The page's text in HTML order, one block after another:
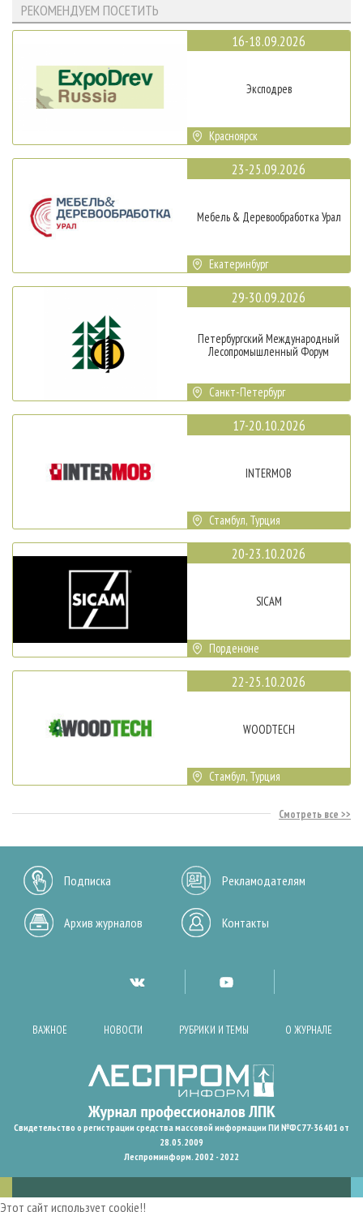
РЕКОМЕНДУЕМ ПОСЕТИТЬ
16-18.09.2026
Эксподрев
Красноярск
23-25.09.2026
Мебель & Деревообработка Урал
Екатеринбург
29-30.09.2026
Петербургский Международный
Лесопромышленный Форум
Санкт-Петербург
17-20.10.2026
INTERMOB
Стамбул, Турция
20-23.10.2026
SICAM
Порденоне
22-25.10.2026
WOODTECH
Стамбул, Турция
Смотреть все
Подписка Рекламодателям
Архив журналов Контакты
ВАЖНОЕ НОВОСТИ РУБРИКИ И ТЕМЫ О ЖУРНАЛЕ
Свидетельство о регистрации средства массовой информации ПИ №ФС77-36401 от
28.05.2009
Леспроминформ. 2002 - 2022
Этот сайт использует cookie!!